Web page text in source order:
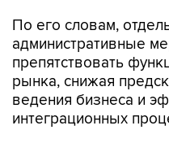
По его словам,
административные
препятствовать
рынка, снижая
ведения бизнеса и
интеграционных